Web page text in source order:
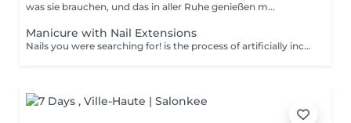
was sie brauchen, und das in aller Ruhe genießen m...
Manicure with Nail Extensions
Nails you were searching for! is the process of artificially increasing the length of the nail using polygel material in order to correct the defects of the natural nail delamination and weakness of the nail plate. Our masters do edged, hardware, or combined manicure. How is polygel extension done? - removal of old semi-permanent (if needed) - rough skin is removed - the shape of the nail plate is corrected - the cuticle and side ridges are corrected - polygel is applied - semi-permanent nail polish is applied - cuticle oil and hand cream are applied Age restrictions: recommended to do from 16 years. Post procedure recommendations: there are no post recommendations for this procedure. Frequency: once in 3 weeks.